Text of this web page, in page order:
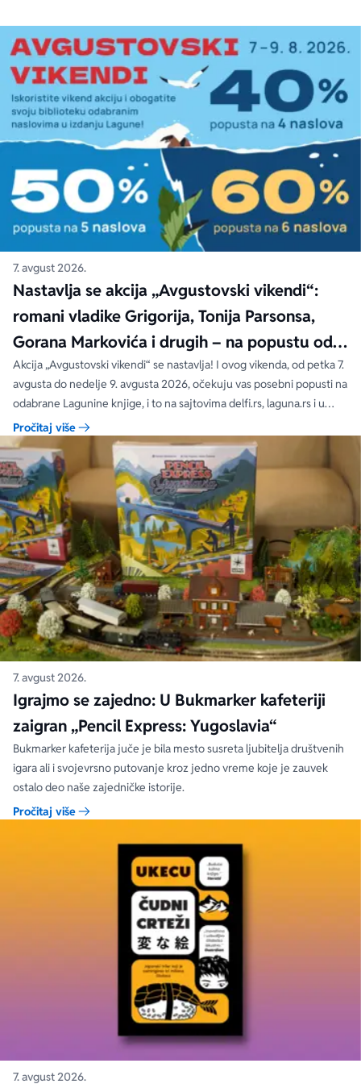
7. avgust 2026.
Nastavlja se akcija „Avgustovski vikendi“:
romani vladike Grigorija, Tonija Parsonsa,
Gorana Markovića i drugih – na popustu od
čak 40, 50 i 60%
Akcija „Avgustovski vikendi“ se nastavlja! I ovog vikenda, od petka 7.
avgusta do nedelje 9. avgusta 2026, očekuju vas posebni popusti na
odabrane Lagunine knjige, i to na sajtovima delfi.rs, laguna.rs i u
svim Delfi knjižarama.
Pročitaj više
7. avgust 2026.
Igrajmo se zajedno: U Bukmarker kafeteriji
zaigran „Pencil Express: Yugoslavia“
Bukmarker kafeterija juče je bila mesto susreta ljubitelja društvenih
igara ali i svojevrsno putovanje kroz jedno vreme koje je zauvek
ostalo deo naše zajedničke istorije.
Pročitaj više
7. avgust 2026.